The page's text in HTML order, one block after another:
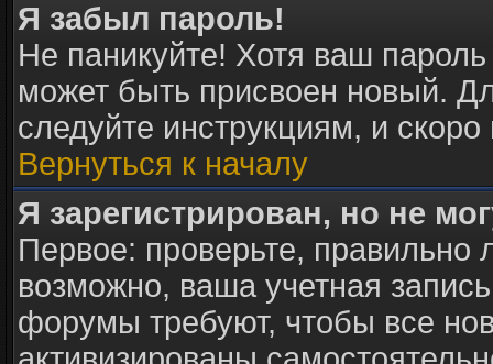
Я забыл пароль!
Не паникуйте! Хотя ваш
может быть присвоен новый.
следуйте инструкциям, и
Вернуться к началу
Я зарегистрирован, но не
Первое: проверьте,
возможно, ваша учетная
форумы требуют, чтобы все